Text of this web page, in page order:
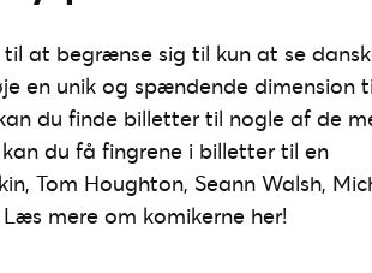
at begrænse sig til kun at se
en unik og spændende dimension
du finde billetter til nogle af de
du få fingrene i billetter til en
Tom Houghton, Seann Walsh,
mere om komikerne her!